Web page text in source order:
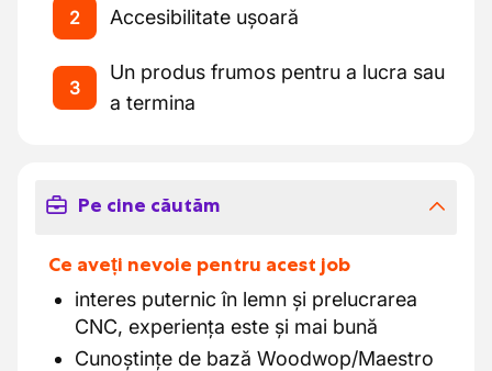
2 Accesibilitate ușoară
3
Un produs frumos pentru a lucra sau
a termina
Pe cine căutăm
Ce aveți nevoie pentru acest job
interes puternic în lemn și prelucrarea
CNC, experiența este și mai bună
Cunoștințe de bază Woodwop/Maestro